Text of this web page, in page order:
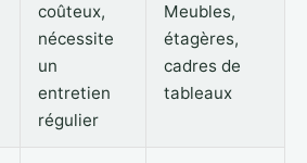
coûteux,
nécessite
un
entretien
régulier
Meubles,
étagères,
cadres de
tableaux